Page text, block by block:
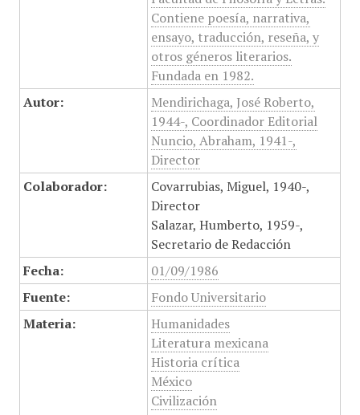
Contiene poesía, narrativa,
ensayo, traducción, reseña, y
otros géneros literarios.
Fundada en 1982.
Autor:
Mendirichaga, José Roberto,
1944-, Coordinador Editorial
Nuncio, Abraham, 1941-,
Director
Colaborador:
Covarrubias, Miguel, 1940-,
Director
Salazar, Humberto, 1959-,
Secretario de Redacción
Fecha:
01/09/1986
Fuente:
Fondo Universitario
Materia:
Humanidades
Literatura mexicana
Historia crítica
México
Civilización